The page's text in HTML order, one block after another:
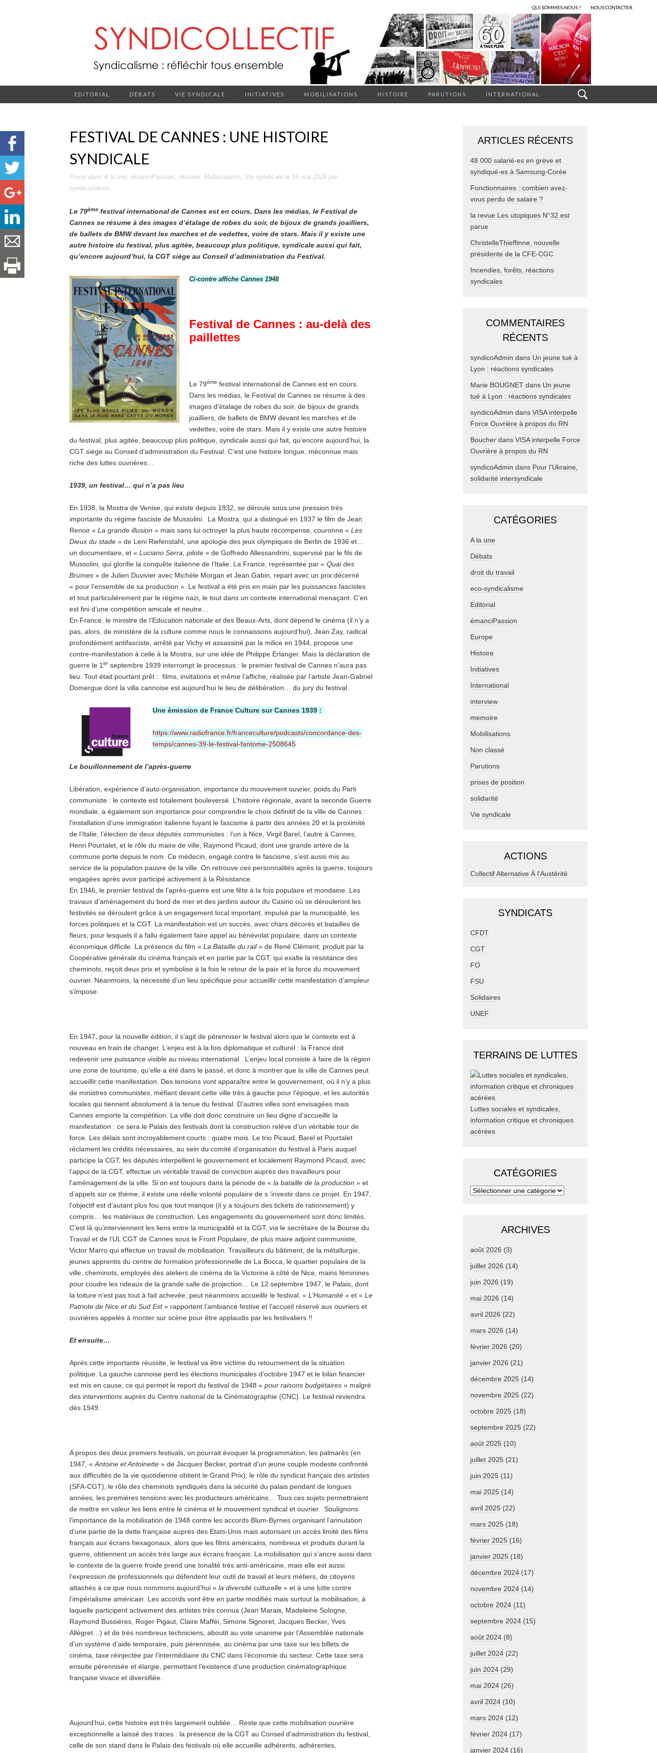
QUI SOMMES-NOUS ? NOUS CONTACTER
EDITORIAL DÉBATS VIE SYNDICALE INITIATIVES MOBILISATIONS HISTOIRE PARUTIONS INTERNATIONAL
FESTIVAL DE CANNES : UNE HISTOIRE
SYNDICALE
Posté dans A la une, émanciPassion, Histoire, Mobilisations, Vie syndicale le 16 mai 2026 par
syndicoAdmin.
Le 79ème festival international de Cannes est en cours. Dans les médias, le Festival de
Cannes se résume à des images d’étalage de robes du soir, de bijoux de grands joailliers,
de ballets de BMW devant les marches et de vedettes, voire de stars. Mais il y existe une
autre histoire du festival, plus agitée, beaucoup plus politique, syndicale aussi qui fait,
qu’encore aujourd’hui, la CGT siège au Conseil d’administration du Festival.
Ci-contre affiche Cannes 1948
Festival de Cannes : au-delà des
paillettes
Le 79ème festival international de Cannes est en cours.
Dans les médias, le Festival de Cannes se résume à des
images d’étalage de robes du soir, de bijoux de grands
joailliers, de ballets de BMW devant les marches et de
vedettes, voire de stars. Mais il y existe une autre histoire
du festival, plus agitée, beaucoup plus politique, syndicale aussi qui fait, qu’encore aujourd’hui, la
CGT siège au Conseil d’administration du Festival. C’est une histoire longue, méconnue mais
riche des luttes ouvrières…
1939, un festival… qui n’a pas lieu
En 1938, la Mostra de Venise, qui existe depuis 1932, se déroule sous une pression très
importante du régime fasciste de Mussolini. La Mostra, qui a distingué en 1937 le film de Jean
Renoir « La grande illusion » mais sans lui octroyer la plus haute récompense, couronne « Les
Dieux du stade » de Leni Riefenstahl, une apologie des jeux olympiques de Berlin de 1936 et…
un documentaire, et « Luciano Serra, pilote » de Goffredo Allessandrini, supervisé par le fils de
Mussolini, qui glorifie la conquête italienne de l’Italie. La France, représentée par « Quai des
Brumes » de Julien Duvivier avec Michèle Morgan et Jean Gabin, repart avec un prix décerné
« pour l’ensemble de sa production ». Le festival a été pris en main par les puissances fascistes
et tout particulièrement par le régime nazi, le tout dans un contexte international menaçant. C’en
est fini d’une compétition amicale et neutre…
En France, le ministre de l’Education nationale et des Beaux-Arts, dont dépend le cinéma (il n’y a
pas, alors, de ministère de la culture comme nous le connaissons aujourd’hui), Jean Zay, radical
profondément antifasciste, arrêté par Vichy et assassiné par la milice en 1944, propose une
contre-manifestation à celle à la Mostra, sur une idée de Philippe Erlanger. Mais la déclaration de
guerre le 1 er septembre 1939 interrompt le processus : le premier festival de Cannes n’aura pas
lieu. Tout était pourtant prêt : films, invitations et même l’affiche, réalisée par l’artiste Jean-Gabriel
Domergue dont la villa cannoise est aujourd’hui le lieu de délibération… du jury du festival.
Une émission de France Culture sur Cannes 1939 :
https://www.radiofrance.fr/franceculture/podcasts/concordance-des-
temps/cannes-39-le-festival-fantome-2508645
Le bouillonnement de l’après-guerre
Libération, expérience d’auto-organisation, importance du mouvement ouvrier, poids du Parti
communiste : le contexte est totalement bouleversé. L’histoire régionale, avant la seconde Guerre
mondiale, a également son importance pour comprendre le choix définitif de la ville de Cannes :
l’installation d’une immigration italienne fuyant le fascisme à partir des années 20 et la proximité
de l’Italie, l’élection de deux députés communistes : l’un à Nice, Virgil Barel, l’autre à Cannes,
Henri Pourtalet, et le rôle du maire de ville, Raymond Picaud, dont une grande artère de la
commune porte depuis le nom. Ce médecin, engagé contre le fascisme, s’est aussi mis au
service de la population pauvre de la ville. On retrouve ces personnalités après la guerre, toujours
engagées après avoir participé activement à la Résistance.
En 1946, le premier festival de l’après-guerre est une fête à la fois populaire et mondaine. Les
travaux d’aménagement du bord de mer et des jardins autour du Casino où se dérouleront les
festivités se déroulent grâce à un engagement local important, impulsé par la municipalité, les
forces politiques et la CGT. La manifestation est un succès, avec chars décorés et batailles de
fleurs, pour lesquels il a fallu également faire appel au bénévolat populaire, dans un contexte
économique difficile. La présence du film « La Bataille du rail» de René Clément, produit par la
Coopérative générale du cinéma français et en partie par la CGT, qui exalte la résistance des
cheminots, reçoit deux prix et symbolise à la fois le retour de la paix et la force du mouvement
ouvrier. Néanmoins, la nécessité d’un lieu spécifique pour accueillir cette manifestation d’ampleur
s’impose.
En 1947, pour la nouvelle édition, il s’agit de pérenniser le festival alors que le contexte est à
nouveau en train de changer. L’enjeu est à la fois diplomatique et culturel : la France doit
redevenir une puissance visible au niveau international. L’enjeu local consiste à faire de la région
une zone de tourisme, qu’elle a été dans le passé, et donc à montrer que la ville de Cannes peut
accueillir cette manifestation. Des tensions vont apparaître entre le gouvernement, où il n’y a plus
de ministres communistes, méfiant devant cette ville très à gauche pour l’époque, et les autorités
locales qui tiennent absolument à la tenue du festival. D’autres villes sont envisagées mais
Cannes emporte la compétition. La ville doit donc construire un lieu digne d’accueillir la
manifestation : ce sera le Palais des festivals dont la construction relève d’un véritable tour de
force. Les délais sont incroyablement courts : quatre mois. Le trio Picaud, Barel et Pourtalet
réclament les crédits nécessaires, au sein du comité d’organisation du festival à Paris auquel
participe la CGT, les députés interpellent le gouvernement et localement Raymond Picaud, avec
l’appui de la CGT, effectue un véritable travail de conviction auprès des travailleurs pour
l’aménagement de la ville. Si on est toujours dans la période de « la bataille de la production » et
d’appels sur ce thème, il existe une réelle volonté populaire de s ‘investir dans ce projet. En 1947,
l’objectif est d’autant plus fou que tout manque (il y a toujours des tickets de rationnement) y
compris… les matériaux de construction. Les engagements du gouvernement sont donc limités.
C’est là qu’interviennent les liens entre la municipalité et la CGT, via le secrétaire de la Bourse du
Travail et de l’UL CGT de Cannes sous le Front Populaire, de plus maire adjoint communiste,
Victor Marro qui effectue un travail de mobilisation. Travailleurs du bâtiment, de la métallurgie,
jeunes apprentis du centre de formation professionnelle de La Bocca, le quartier populaire de la
ville, cheminots, employés des ateliers de cinéma de la Victorine à côté de Nice, mains féminines
pour coudre les rideaux de la grande salle de projection… Le 12 septembre 1947, le Palais, dont
la toiture n’est pas tout à fait achevée, peut néanmoins accueillir le festival. « L’Humanité » et « Le
Patriote de Nice et du Sud Est» rapportent l’ambiance festive et l’accueil réservé aux ouvriers et
ouvrières appelés à monter sur scène pour être applaudis par les festivaliers !!
Et ensuite…
Après cette importante réussite, le festival va être victime du retournement de la situation
politique. La gauche cannoise perd les élections municipales d’octobre 1947 et le bilan financier
est mis en cause, ce qui permet le report du festival de 1948 « pour raisons budgétaires » malgré
des interventions auprès du Centre national de la Cinématographie (CNC). Le festival reviendra
dès 1949.
A propos des deux premiers festivals, on pourrait évoquer la programmation, les palmarès (en
1947, « Antoine et Antoinette » de Jacques Becker, portrait d’un jeune couple modeste confronté
aux difficultés de la vie quotidienne obtient le Grand Prix), le rôle du syndicat français des artistes
(SFA-CGT), le rôle des cheminots syndiqués dans la sécurité du palais pendant de longues
années, les premières tensions avec les producteurs américains… Tous ces sujets permettraient
de mettre en valeur les liens entre le cinéma et le mouvement syndical et ouvrier. Soulignons
l’importance de la mobilisation de 1948 contre les accords Blum-Byrnes organisant l’annulation
d’une partie de la dette française auprès des Etats-Unis mais autorisant un accès limité des films
français aux écrans hexagonaux, alors que les films américains, nombreux et produits durant la
guerre, obtiennent un accès très large aux écrans français. La mobilisation qui s’ancre aussi dans
le contexte de la guerre froide prend une tonalité très anti-américaine, mais elle est aussi
l’expression de professionnels qui défendent leur outil de travail et leurs métiers, de citoyens
attachés à ce que nous nommons aujourd’hui « la diversité culturelle » et à une lutte contre
l’impérialisme américain. Les accords vont être en partie modifiés mais surtout la mobilisation, à
laquelle participent activement des artistes très connus (Jean Marais, Madeleine Sologne,
Raymond Bussières, Roger Pigaut, Claire Mafféi, Simone Signoret, Jacques Becker, Yves
Allégret…) et de très nombreux techniciens, aboutit au vote unanime par l’Assemblée nationale
d’un système d’aide temporaire, puis pérennisée, au cinéma par une taxe sur les billets de
cinéma, taxe réinjectée par l’intermédiaire du CNC dans l’économie du secteur. Cette taxe sera
ensuite pérennisée et élargie, permettant l’existence d’une production cinématographique
française vivace et diversifiée.
Aujourd’hui, cette histoire est très largement oubliée… Reste que cette mobilisation ouvrière
exceptionnelle a laissé des traces : la présence de la CGT au Conseil d’administration du festival,
celle de son stand dans le Palais des festivals où elle accueille adhérents, adhérentes,
ARTICLES RÉCENTS
48 000 salarié-es en grève et
syndiqué-es à Samsung-Corée
Fonctionnaires : combien avez-
vous perdu de salaire ?
la revue Les utopiques N°32 est
parue
ChristelleThieffinne, nouvelle
présidente de la CFE-CGC
Incendies, forêts, réactions
syndicales
COMMENTAIRES
RÉCENTS
syndicoAdmin dans Un jeune tué à
Lyon : réactions syndicales
Marie BOUGNET dans Un jeune
tué à Lyon : réactions syndicales
syndicoAdmin dans VISA interpelle
Force Ouvrière à propos du RN
Boucher dans VISA interpelle Force
Ouvrière à propos du RN
syndicoAdmin dans Pour l’Ukraine,
solidarité intersyndicale
CATÉGORIES
A la une
Débats
droit du travail
eco-syndicalisme
Editorial
émanciPassion
Europe
Histoire
Initiatives
International
interview
memoire
Mobilisations
Non classé
Parutions
prises de position
solidarité
Vie syndicale
ACTIONS
Collectif Alternative À l'Austérité
SYNDICATS
CFDT
CGT
FO
FSU
Solidaires
UNEF
TERRAINS DE LUTTES
Luttes sociales et syndicales,
information critique et chroniques
acérées
CATÉGORIES
ARCHIVES
août 2026 (3)
juillet 2026 (14)
juin 2026 (19)
mai 2026 (14)
avril 2026 (22)
mars 2026 (14)
février 2026 (20)
janvier 2026 (21)
décembre 2025 (14)
novembre 2025 (22)
octobre 2025 (18)
septembre 2025 (22)
août 2025 (10)
juillet 2025 (21)
juin 2025 (11)
mai 2025 (14)
avril 2025 (22)
mars 2025 (18)
février 2025 (16)
janvier 2025 (18)
décembre 2024 (17)
novembre 2024 (14)
octobre 2024 (11)
septembre 2024 (15)
août 2024 (8)
juillet 2024 (22)
juin 2024 (29)
mai 2024 (26)
avril 2024 (10)
mars 2024 (12)
février 2024 (17)
janvier 2024 (16)